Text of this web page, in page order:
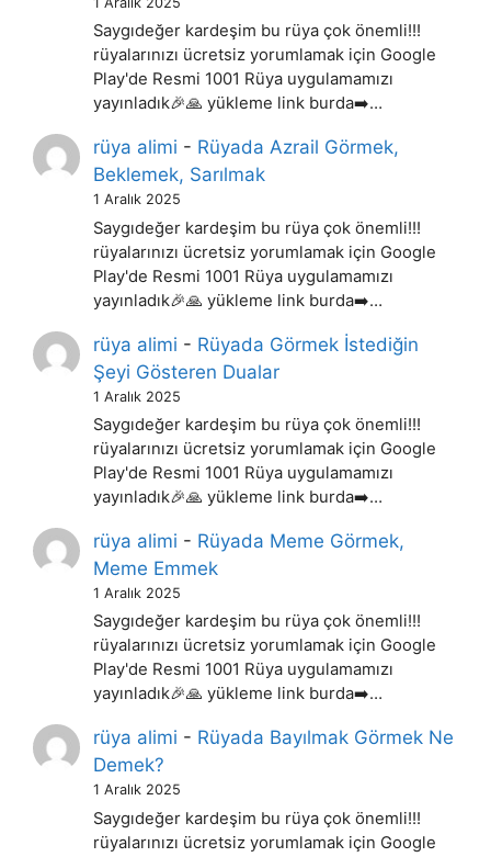
Saygıdeğer kardeşim bu rüya çok önemli!!!
rüyalarınızı ücretsiz yorumlamak için Google
Play'de Resmi 1001 Rüya uygulamamızı
yayınladık🎉🙏 yükleme link burda➡️…
rüya alimi - Rüyada Azrail Görmek,
Beklemek, Sarılmak
1 Aralık 2025
Saygıdeğer kardeşim bu rüya çok önemli!!!
rüyalarınızı ücretsiz yorumlamak için Google
Play'de Resmi 1001 Rüya uygulamamızı
yayınladık🎉🙏 yükleme link burda➡️…
rüya alimi - Rüyada Görmek İstediğin
Şeyi Gösteren Dualar
1 Aralık 2025
Saygıdeğer kardeşim bu rüya çok önemli!!!
rüyalarınızı ücretsiz yorumlamak için Google
Play'de Resmi 1001 Rüya uygulamamızı
yayınladık🎉🙏 yükleme link burda➡️…
rüya alimi - Rüyada Meme Görmek,
Meme Emmek
1 Aralık 2025
Saygıdeğer kardeşim bu rüya çok önemli!!!
rüyalarınızı ücretsiz yorumlamak için Google
Play'de Resmi 1001 Rüya uygulamamızı
yayınladık🎉🙏 yükleme link burda➡️…
rüya alimi - Rüyada Bayılmak Görmek Ne
Demek?
1 Aralık 2025
Saygıdeğer kardeşim bu rüya çok önemli!!!
rüyalarınızı ücretsiz yorumlamak için Google